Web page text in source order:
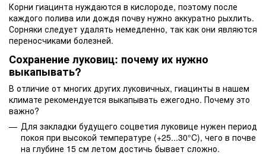
Корни гиацинта нуждаются в кислороде, поэтому после
каждого полива или дождя почву нужно аккуратно рыхлить.
Сорняки следует удалять немедленно, так как они являются
переносчиками болезней.
Сохранение луковиц: почему их нужно
выкапывать?
В отличие от многих других луковичных, гиацинты в нашем
климате рекомендуется выкапывать ежегодно. Почему это
важно?
Для закладки будущего соцветия луковице нужен период
покоя при высокой температуре (+25...30°C), чего в почве
на глубине 15 см летом достичь бывает сложно.